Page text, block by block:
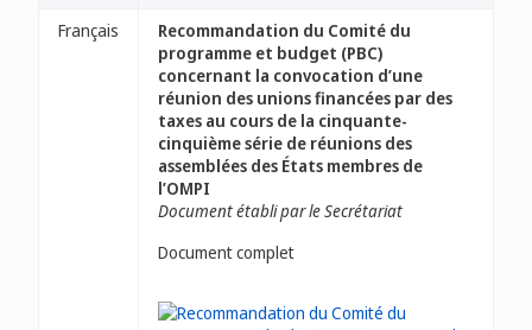
Français
Recommandation du Comité du
programme et budget (PBC)
concernant la convocation d’une
réunion des unions financées par des
taxes au cours de la cinquante-
cinquième série de réunions des
assemblées des États membres de
l’OMPI
Document établi par le Secrétariat
Document complet